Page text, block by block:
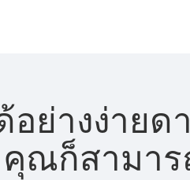
อย่างง่ายด
คุณก็สามาร